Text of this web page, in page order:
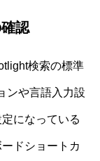
認
検索の標準
ンや言語入力設
になっている
ドショートカ